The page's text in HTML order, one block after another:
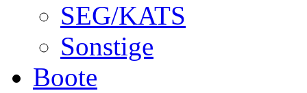
SEG/KATS
Sonstige
Boote